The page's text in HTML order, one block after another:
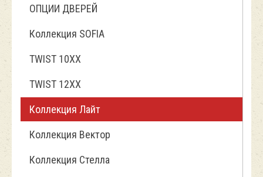
ОПЦИИ ДВЕРЕЙ
Коллекция SOFIA
TWIST 10ХХ
TWIST 12XX
Коллекция Лайт
Коллекция Вектор
Коллекция Стелла